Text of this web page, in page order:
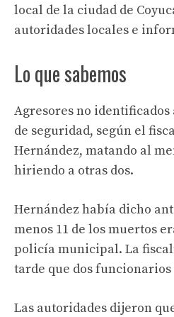
local de la ciudad de
autoridades locales e
Lo que sabemos
Agresores no
de seguridad, según el
Hernández, matando al
hiriendo a otras dos.
Hernández había dicho
menos 11 de los muertos
policía municipal. La
tarde que dos
Las autoridades dijeron